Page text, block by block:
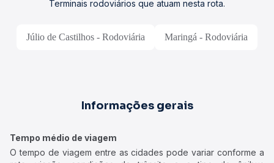
Terminais rodoviários que atuam nesta rota.
Júlio de Castilhos - Rodoviária Maringá - Rodoviária
Informações gerais
Tempo médio de viagem
O tempo de viagem entre as cidades pode variar conforme a